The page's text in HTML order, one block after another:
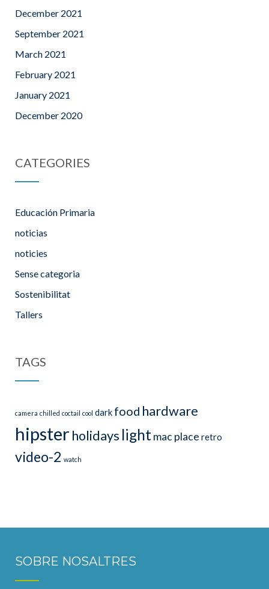
December 2021
September 2021
March 2021
February 2021
January 2021
December 2020
CATEGORIES
Educación Primaria
noticias
noticies
Sense categoria
Sostenibilitat
Tallers
TAGS
camera chilled coctail cool dark food hardware
hipster holidays lightmac place retro
video-2 watch
SOBRE NOSALTRES